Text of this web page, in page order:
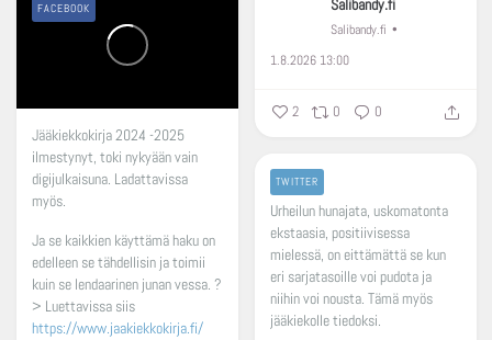
Salibandy.fi
Salibandy.fi
1.8.2026 13:00
2 0 0
Jääkiekkokirja 2024 -2025
ilmestynyt, toki nykyään vain
digijulkaisuna. Ladattavissa
myös.
Ja se kaikkien käyttämä haku on
edelleen se tähdellisin ja toimii
kuin se lendaarinen junan vessa.?
> Luettavissa siis
https://www.jaakiekkokirja.fi/
FACEBOOK
Urheilun hunajata, uskomatonta
ekstaasia, positiivisessa
mielessä, on eittämättä se kun
eri sarjatasoille voi pudota ja
niihin voi nousta. Tämä myös
jääkiekolle tiedoksi.
TWITTER